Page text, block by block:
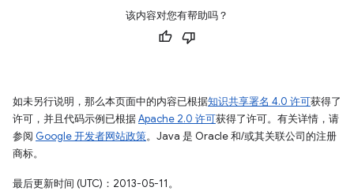
该内容对您有帮助吗？
如未另行说明，那么本页面中的内容已根据知识共享署名 4.0 许可获得了
许可，并且代码示例已根据Apache 2.0 许可获得了许可。有关详情，请
参阅 Google 开发者网站政策。Java 是 Oracle 和/或其关联公司的注册
商标。
最后更新时间 (UTC)：2013-05-11。